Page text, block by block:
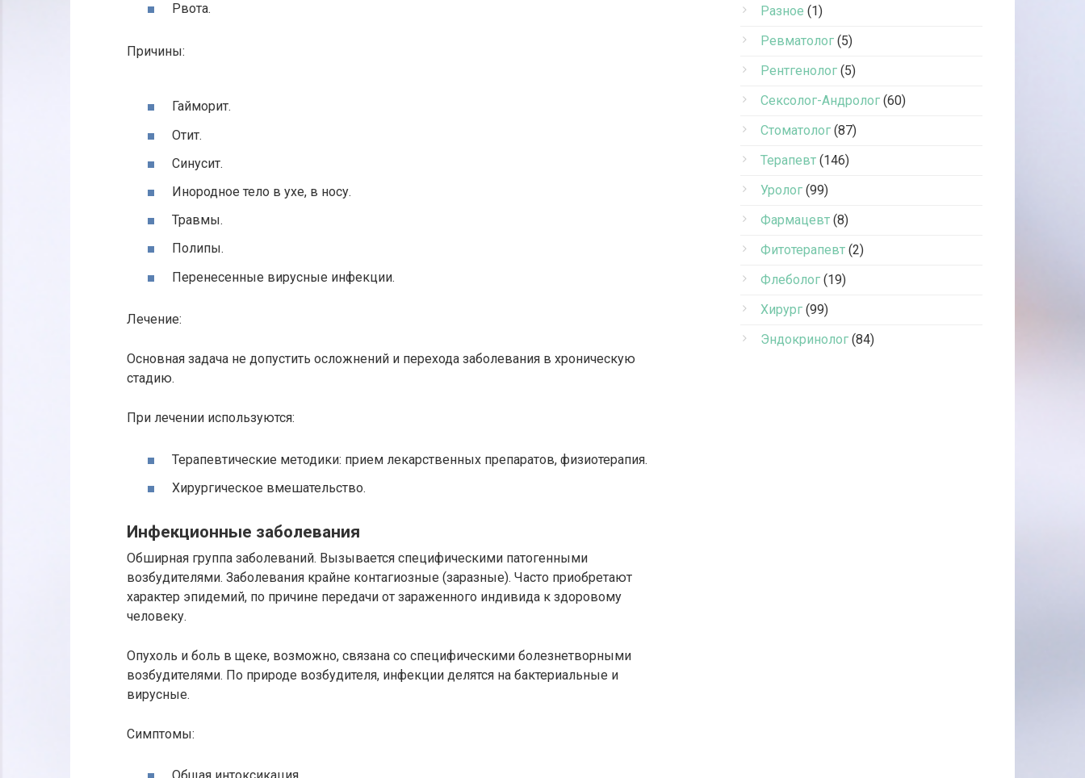
Рвота.
Причины:
Гайморит.
Отит.
Синусит.
Инородное тело в ухе, в носу.
Травмы.
Полипы.
Перенесенные вирусные инфекции.
Лечение:
Основная задача не допустить осложнений и перехода заболевания в хроническую
стадию.
При лечении используются:
Терапевтические методики: прием лекарственных препаратов, физиотерапия.
Хирургическое вмешательство.
Инфекционные заболевания
Обширная группа заболеваний. Вызывается специфическими патогенными
возбудителями. Заболевания крайне контагиозные (заразные). Часто приобретают
характер эпидемий, по причине передачи от зараженного индивида к здоровому
человеку.
Опухоль и боль в щеке, возможно, связана со специфическими болезнетворными
возбудителями. По природе возбудителя, инфекции делятся на бактериальные и
вирусные.
Симптомы:
Разное (1)
Ревматолог (5)
Рентгенолог (5)
Сексолог-Андролог (60)
Стоматолог (87)
Терапевт (146)
Уролог (99)
Фармацевт (8)
Фитотерапевт (2)
Флеболог (19)
Хирург (99)
Эндокринолог (84)